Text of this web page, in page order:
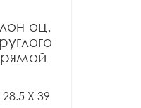
оц.
X 39